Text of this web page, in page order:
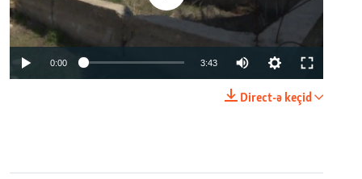
0:00 3:43
Direct-ə keçid